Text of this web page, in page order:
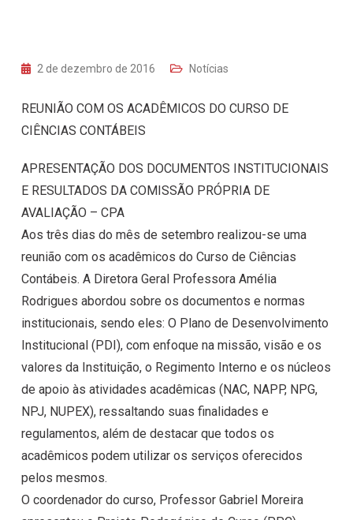
2 de dezembro de 2016 Notícias
REUNIÃO COM OS ACADÊMICOS DO CURSO DE
CIÊNCIAS CONTÁBEIS
APRESENTAÇÃO DOS DOCUMENTOS INSTITUCIONAIS
E RESULTADOS DA COMISSÃO PRÓPRIA DE
AVALIAÇÃO – CPA
Aos três dias do mês de setembro realizou-se uma
reunião com os acadêmicos do Curso de Ciências
Contábeis. A Diretora Geral Professora Amélia
Rodrigues abordou sobre os documentos e normas
institucionais, sendo eles: O Plano de Desenvolvimento
Institucional (PDI), com enfoque na missão, visão e os
valores da Instituição, o Regimento Interno e os núcleos
de apoio às atividades acadêmicas (NAC, NAPP, NPG,
NPJ, NUPEX), ressaltando suas finalidades e
regulamentos, além de destacar que todos os
acadêmicos podem utilizar os serviços oferecidos
pelos mesmos.
O coordenador do curso, Professor Gabriel Moreira